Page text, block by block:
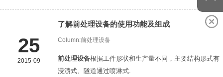
25
2015-09
了解前处理设备的使用功能及组成
Column:前处理设备
前处理设备根据工件形状和生产量不同，主要结构形式有
浸渍式、隧道通过喷淋式.